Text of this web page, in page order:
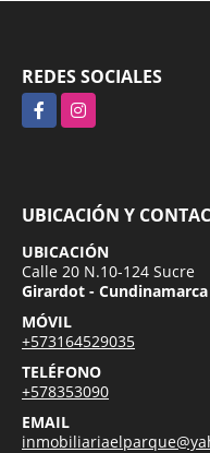
REDES SOCIALES
FacebookInstagram
UBICACIÓN Y
UBICACIÓN
Calle 20 N.10-124 Sucre
Girardot -
MÓVIL
+573164529035
TELÉFONO
+578353090
EMAIL